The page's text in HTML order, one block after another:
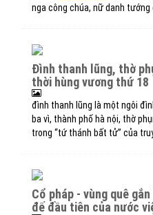
nga công chúa, nữ danh tướng
đình thanh lũng, thờ phụng tản viên sơn thánh
thời hùng vương thứ 18
đình thanh lũng là một ngôi
ba vì, thành phố hà nội, thờ
trong “tứ thánh bất tử” của
cổ pháp - vùng quê gắn liền với tuổi thơ vị hoàng
đế đầu tiên của nước